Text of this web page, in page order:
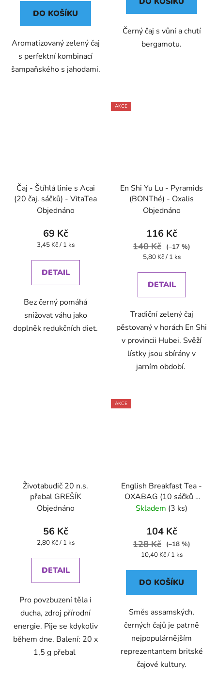
DO KOŠÍKU
Aromatizovaný zelený čaj
s perfektní kombinací
šampaňského s jahodami.
Černý čaj s vůní a chutí
bergamotu.
Čaj - Štíhlá linie s Acai
(20 čaj. sáčků) - VitaTea
Objednáno
69 Kč
Měrná
3,45 Kč / 1 ks
DETAIL
Bez černý pomáhá
snižovat váhu jako
doplněk redukčních diet.
AKCE
En Shi Yu Lu - Pyramids
(BONThé) - Oxalis
Objednáno
116 Kč
140 Kč
(–17 %)
Měrná
5,80 Kč / 1 ks
DETAIL
Tradiční zelený čaj
pěstovaný v horách En Shi
v provincii Hubei. Svěží
lístky jsou sbírány v
jarním období.
Životabudič 20 n.s.
přebal GREŠÍK
Objednáno
56 Kč
Měrná
2,80 Kč / 1 ks
DETAIL
Pro povzbuzení těla i
ducha, zdroj přírodní
energie. Pije se kdykoliv
během dne. Balení: 20 x
1,5 g přebal
AKCE
English Breakfast Tea -
OXABAG (10 sáčků x
4g) - Oxalis
Skladem (3 ks)
104 Kč
128 Kč
(–18 %)
Měrná
10,40 Kč / 1 ks
DO KOŠÍKU
Směs assamských,
černých čajů je patrně
nejpopulárnějším
reprezentantem britské
čajové kultury.